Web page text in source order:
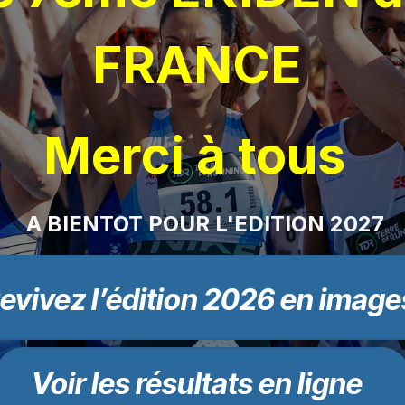
FRANCE
Merci à tous
A BIENTOT POUR L'EDITION 2027
l’édition 2026 en
Voir les résultats en ligne